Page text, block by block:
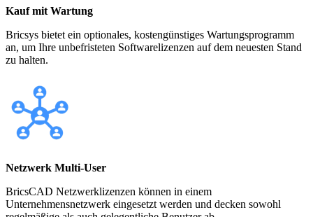
Kauf mit Wartung
Bricsys bietet ein optionales, kostengünstiges Wartungsprogramm
an, um Ihre unbefristeten Softwarelizenzen auf dem neuesten Stand
zu halten.
Netzwerk Multi-User
BricsCAD Netzwerklizenzen können in einem
Unternehmensnetzwerk eingesetzt werden und decken sowohl